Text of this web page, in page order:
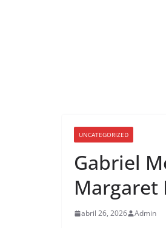
UNCATEGORIZED
Gabriel
Margaret
abril 26, 2026 Admin